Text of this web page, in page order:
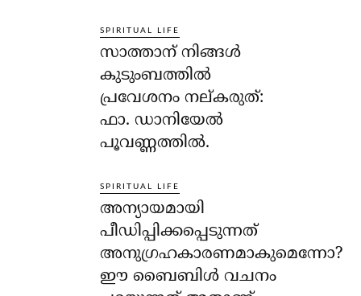
SPIRITUAL LIFE
സാത്താന് നിങ്ങള്‍
കുടുംബത്തില്‍
പ്രവേശനം നല്കരുത്:
ഫാ. ഡാനിയേല്‍
പൂവണ്ണത്തില്‍.
SPIRITUAL LIFE
അന്യായമായി
പീഡിപ്പിക്കപ്പെടുന്നത്
അനുഗ്രഹകാരണമാകുമെന്നോ?
ഈ ബൈബിള്‍ വചനം